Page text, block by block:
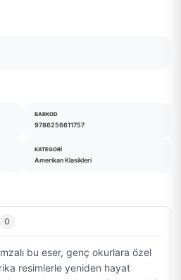
BARKOD
9786256611757
KATEGORI
Amerikan Klasikleri
0
bu eser, genç okurlara özel
resimlerle yeniden hayat